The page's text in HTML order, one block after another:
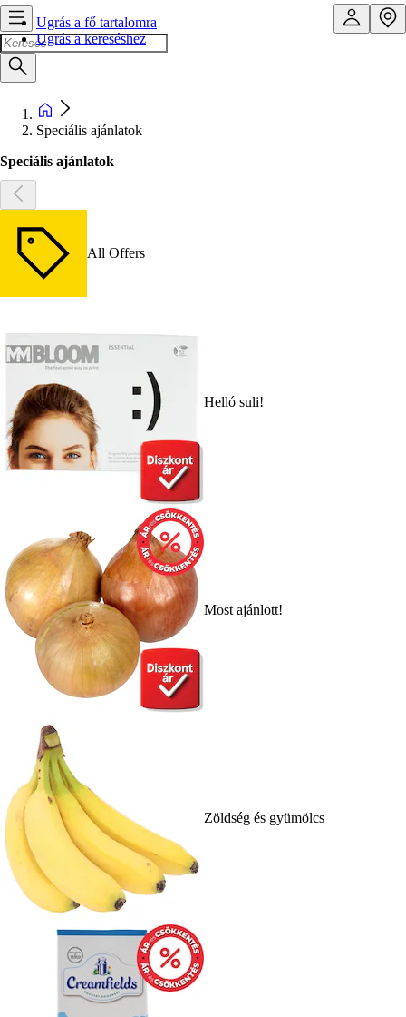
Ugrás a fő tartalomra
Ugrás a kereséshez
Speciális ajánlatok
Speciális ajánlatok
All Offers
Helló suli!
Most ajánlott!
Zöldség és gyümölcs